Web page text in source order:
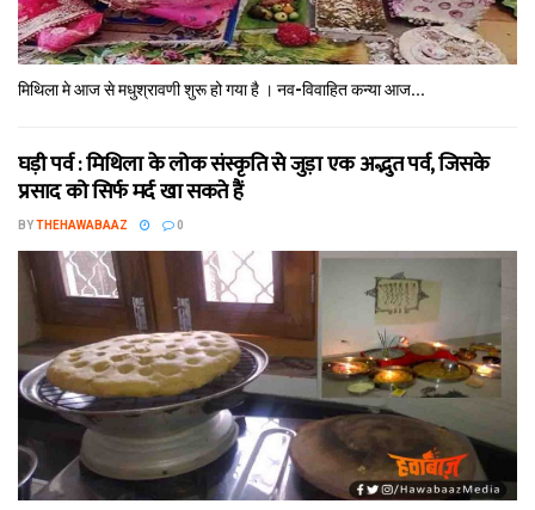
मिथि‍ला मे आज से मधुश्रावणी शुरू हो गया है । नव-विवाहित कन्‍या आज...
घड़ी पर्व : मिथि‍ला के लोक संस्कृति से जुड़ा एक अद्भुत पर्व, जिसके
प्रसाद को सिर्फ मर्द खा सकते हैं
BYTHEHAWABAAZ 0